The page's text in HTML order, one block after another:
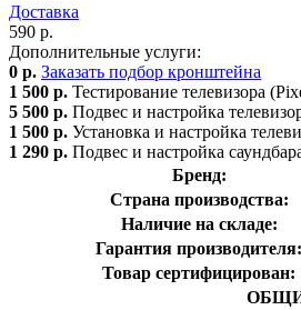
Доставка
590 р.
Дополнительные услуги:
0 р. Заказать подбор кронштейна
1 500 р. Тестирование телевизора
5 500 р. Подвес и настройка
1 500 р. Установка и настройка
1 290 р. Подвес и настройка
Бренд:
Страна производства:
Наличие на складе:
Гарантия производителя:
Товар сертифицирован: